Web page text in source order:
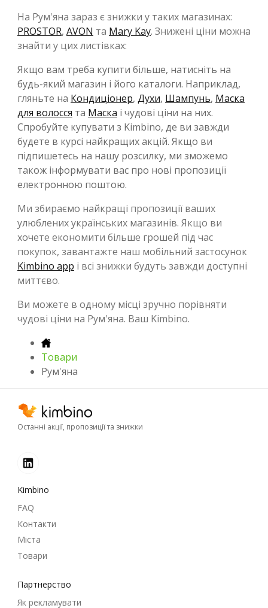
На Рум'яна зараз є знижки у таких магазинах:
PROSTOR, AVON та Mary Kay. Знижені ціни можна
знайти у цих листівках:
Якщо вам треба купити більше, натисніть на
будь-який магазин і його каталоги. Наприклад,
гляньте на Кондиціонер, Духи, Шампунь, Маска
для волосся та Маска і чудові ціни на них.
Спробуйте купувати з Kimbino, де ви завжди
будете в курсі найкращих акцій. Якщо ви
підпишетесь на нашу розсилку, ми зможемо
також інформувати вас про нові пропозиції
електронною поштою.
Ми збираємо найкращі пропозиції ваших
улюблених українських магазинів. Якщо ви
хочете економити більше грошей під час
покупок, завантажте наш мобільний застосунок
Kimbino app і всі знижки будуть завжди доступні
миттєво.
Ви можете в одному місці зручно порівняти
чудові ціни на Рум'яна. Ваш Kimbino.
Товари
Рум'яна
Останні акції, пропозиції та знижки
Kimbino
FAQ
Контакти
Міста
Товари
Партнерство
Як рекламувати